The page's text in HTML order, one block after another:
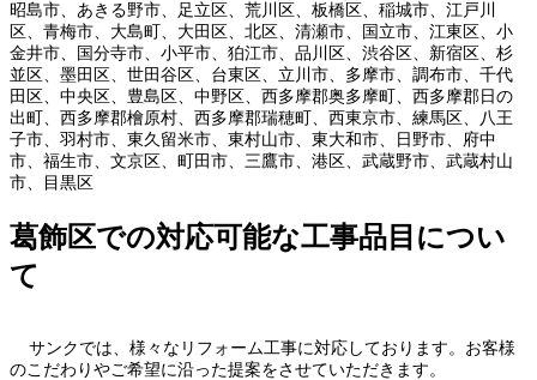
昭島市、あきる野市、足立区、荒川区、板橋区、稲城市、江戸川
区、青梅市、大島町、大田区、北区、清瀬市、国立市、江東区、小
金井市、国分寺市、小平市、狛江市、品川区、渋谷区、新宿区、杉
並区、墨田区、世田谷区、台東区、立川市、多摩市、調布市、千代
田区、中央区、豊島区、中野区、西多摩郡奥多摩町、西多摩郡日の
出町、西多摩郡檜原村、西多摩郡瑞穂町、西東京市、練馬区、八王
子市、羽村市、東久留米市、東村山市、東大和市、日野市、府中
市、福生市、文京区、町田市、三鷹市、港区、武蔵野市、武蔵村山
市、目黒区
葛飾区での対応可能な工事品目につい
て
サンクでは、様々なリフォーム工事に対応しております。お客様
のこだわりやご希望に沿った提案をさせていただきます。